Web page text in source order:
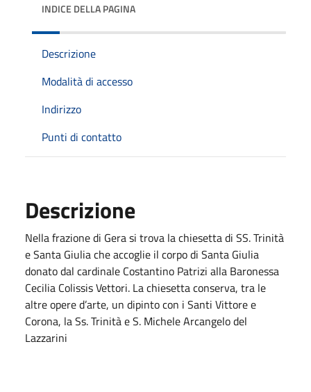
INDICE DELLA PAGINA
Descrizione
Modalità di accesso
Indirizzo
Punti di contatto
Descrizione
Nella frazione di Gera si trova la chiesetta di SS. Trinità
e Santa Giulia che accoglie il corpo di Santa Giulia
donato dal cardinale Costantino Patrizi alla Baronessa
Cecilia Colissis Vettori. La chiesetta conserva, tra le
altre opere d’arte, un dipinto con i Santi Vittore e
Corona, la Ss. Trinità e S. Michele Arcangelo del
Lazzarini